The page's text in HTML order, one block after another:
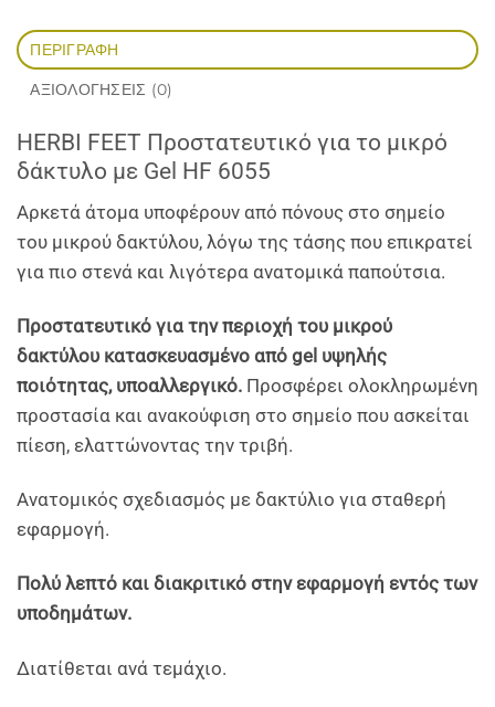
ΠΕΡΙΓΡΑΦΉ
ΑΞΙΟΛΟΓΉΣΕΙΣ (0)
HERBI FEET Προστατευτικό για το μικρό
δάκτυλο με Gel HF 6055
Αρκετά άτομα υποφέρουν από πόνους στο σημείο
του μικρού δακτύλου, λόγω της τάσης που επικρατεί
για πιο στενά και λιγότερα ανατομικά παπούτσια.
Προστατευτικό για την περιοχή του μικρού
δακτύλου κατασκευασμένο από gel υψηλής
ποιότητας, υποαλλεργικό. Προσφέρει ολοκληρωμένη
προστασία και ανακούφιση στο σημείο που ασκείται
πίεση, ελαττώνοντας την τριβή.
Ανατομικός σχεδιασμός με δακτύλιο για σταθερή
εφαρμογή.
Πολύ λεπτό και διακριτικό στην εφαρμογή εντός των
υποδημάτων.
Διατίθεται ανά τεμάχιο.